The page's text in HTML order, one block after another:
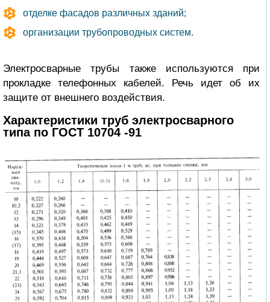
отделке фасадов различных зданий;
организации трубопроводных систем.
Электросварные трубы также используются при
прокладке телефонных кабелей. Речь идет об их
защите от внешнего воздействия.
Характеристики труб электросварного
типа по ГОСТ 10704 -91